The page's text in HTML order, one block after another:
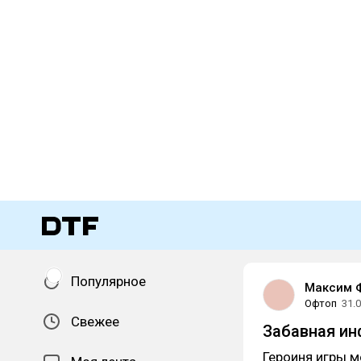
Популярное
Свежее
Максим
Офтоп
Забавная
Героиня игры